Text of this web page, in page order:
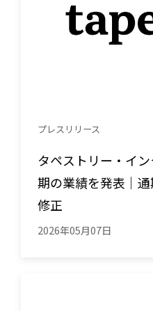
プレスリリース
タペストリー・イ
期の業績を発表｜
修正
2026年05月07日